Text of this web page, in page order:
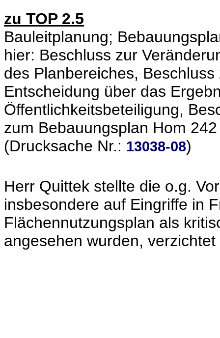
zu TOP 2.5
Bauleitplanung;
hier: Beschluss zur
des Planbereiches,
Entscheidung über das
Öffentlichkeitsbeteiligung,
zum Bebauungsplan Hom
(Drucksache Nr.: 13038-08)
Herr Quittek stellte die o.g.
insbesondere auf Eingriffe in
Flächennutzungsplan als
angesehen wurden,